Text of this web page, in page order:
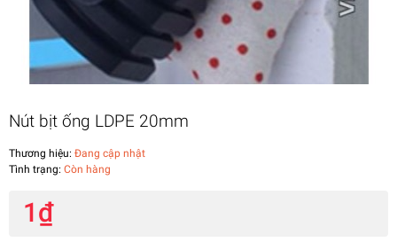
Nút bịt ống LDPE 20mm
Thương hiệu: Đang cập nhật
Tình trạng: Còn hàng
1₫